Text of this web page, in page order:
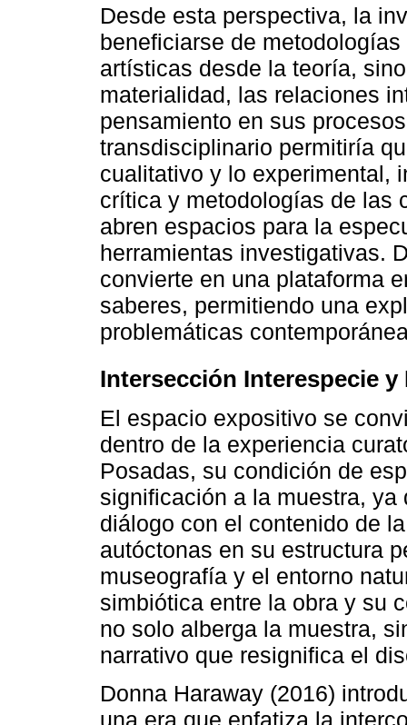
Desde esta perspectiva, la
beneficiarse de
artísticas desde la teoría,
materialidad, las relaciones
pensamiento en sus
transdisciplinario permitiría
cualitativo y lo experimental,
crítica y metodologías de las
abren espacios para la
herramientas investigativas.
convierte en una plataforma
saberes, permitiendo una
problemáticas
Intersección Interespecie
El espacio expositivo se
dentro de la experiencia
Posadas, su condición de
significación a la muestra,
diálogo con el contenido de
autóctonas en su estructura
museografía y el entorno
simbiótica entre la obra y su
no solo alberga la muestra,
narrativo que resignifica el
Donna Haraway (2016)
una era que enfatiza la